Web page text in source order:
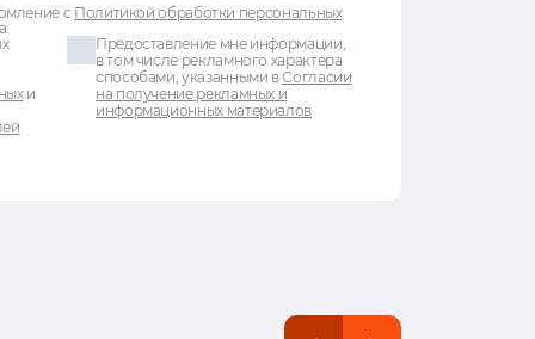
с Политикой обработки персональных
и
Предоставление мне информации,
в том числе рекламного характера
способами, указанными вСогласии
на получение рекламных и
информационных материалов